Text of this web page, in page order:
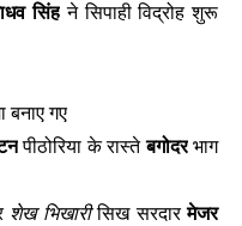
सिंह ने सिपाही विद्रोह शुरू
बनाए गए
पीठोरिया के रास्ते बगोदर भाग
शेख भिखारी सिख सरदार मेजर